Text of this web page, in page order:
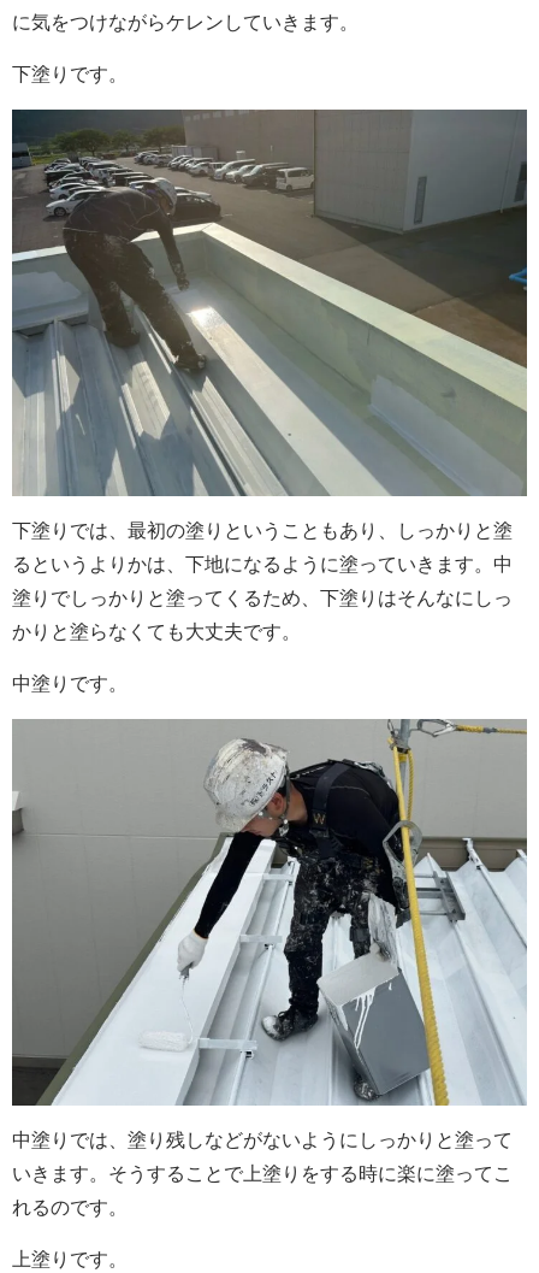
に気をつけながらケレンしていきます。
下塗りです。
下塗りでは、最初の塗りということもあり、しっかりと塗
るというよりかは、下地になるように塗っていきます。中
塗りでしっかりと塗ってくるため、下塗りはそんなにしっ
かりと塗らなくても大丈夫です。
中塗りです。
中塗りでは、塗り残しなどがないようにしっかりと塗って
いきます。そうすることで上塗りをする時に楽に塗ってこ
れるのです。
上塗りです。